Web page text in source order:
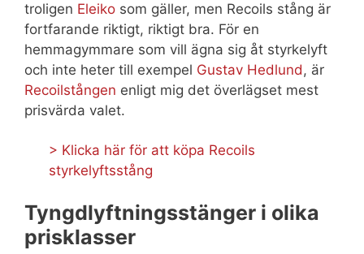
troligen Eleiko som gäller, men Recoils stång är
fortfarande riktigt, riktigt bra. För en
hemmagymmare som vill ägna sig åt styrkelyft
och inte heter till exempel Gustav Hedlund, är
Recoilstången enligt mig det överlägset mest
prisvärda valet.
> Klicka här för att köpa Recoils
styrkelyftsstång
Tyngdlyftningsstänger i olika
prisklasser